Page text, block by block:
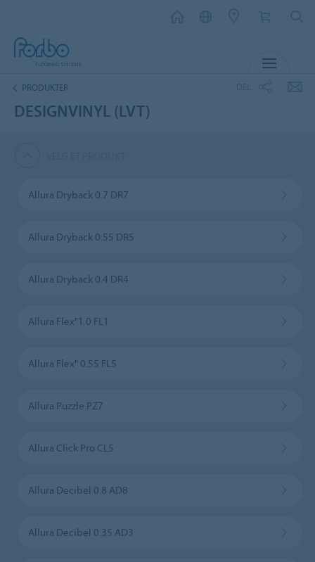
PRODUKTER
DESIGNVINYL (LVT)
Allura Dryback 0.7 DR7
Allura Dryback 0.55 DR5
Allura Dryback 0.4 DR4
Allura Flex"1.0 FL1
Allura Flex" 0.55 FL5
Allura Puzzle PZ7
Allura Click Pro CL5
Allura Decibel 0.8 AD8
Allura Decibel 0.35 AD3